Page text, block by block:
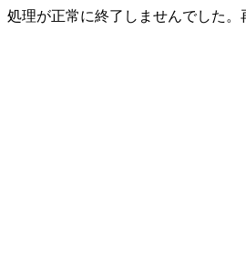
処理が正常に終了しませんでした。